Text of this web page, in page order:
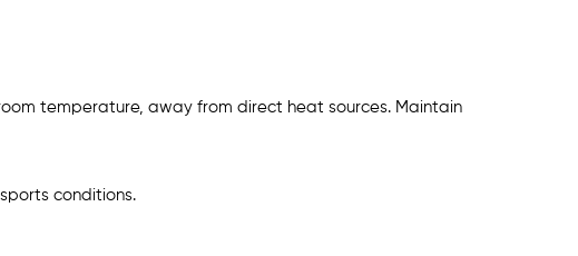
temperature, away from direct heat sources. Maintain
conditions.